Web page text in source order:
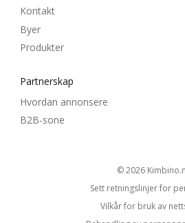
Kontakt
Byer
Produkter
Partnerskap
Hvordan annonsere
B2B-sone
© 2026
Sett retningslinjer for
Vilkår for bruk av